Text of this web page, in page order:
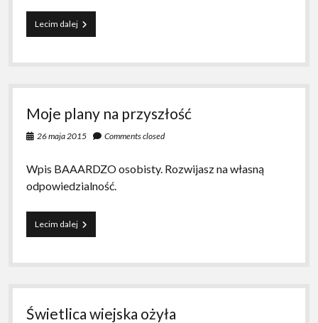
Lecim dalejNIKt
nic
wie
relacja
SCS
Moje plany na przyszłość
26 maja 2015 Comments closed
Wpis BAAARDZO osobisty. Rozwijasz na własną
odpowiedzialność.
Lecim dalejMoje
plany
przyszłość
Świetlica wiejska ożyła